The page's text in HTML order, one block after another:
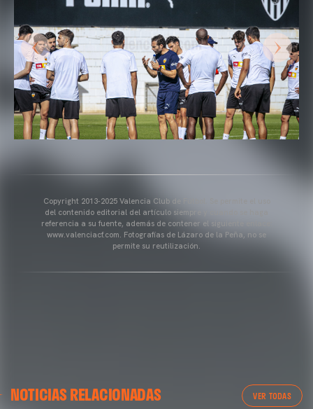
Copyright 2013-2025 Valencia Club de Fútbol. Se permite el uso
del contenido editorial del artículo siempre y cuando se haga
referencia a su fuente, además de contener el siguiente enlace:
www.valenciacf.com. Fotografías de Lázaro de la Peña, no se
permite su reutilización.
NOTICIAS RELACIONADAS VER TODAS
ENTRENAMIENTO DEL VALENCIA CF 04/03/26